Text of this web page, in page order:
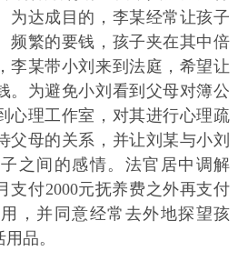
为达成目的，李某经常让孩子
频繁的要钱，孩子夹在其中倍
李某带小刘来到法庭，希望让
。为避免小刘看到父母对簿公
心理工作室，对其进行心理疏
父母的关系，并让刘某与小刘
之间的感情。法官居中调解
支付2000元抚养费之外再支付
，并同意经常去外地探望孩
品。